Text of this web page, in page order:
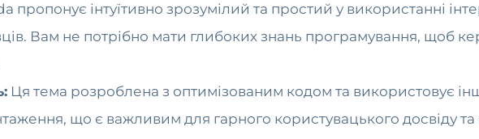
пропонує інтуїтивно зрозумілий та простий у використанні
Вам не потрібно мати глибоких знань програмування, щоб
Ця тема розроблена з оптимізованим кодом та використовує
що є важливим для гарного користувацького досвіду